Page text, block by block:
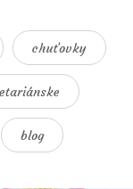
chuťovky
blog